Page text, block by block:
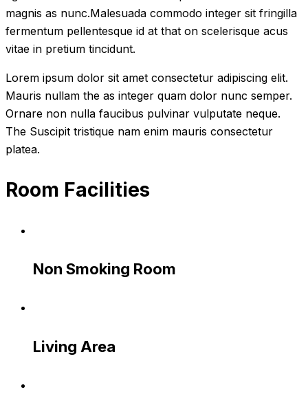
magnis as nunc.Malesuada commodo integer sit fringilla
fermentum pellentesque id at that on scelerisque acus
vitae in pretium tincidunt.
Lorem ipsum dolor sit amet consectetur adipiscing elit.
Mauris nullam the as integer quam dolor nunc semper.
Ornare non nulla faucibus pulvinar vulputate neque.
The Suscipit tristique nam enim mauris consectetur
platea.
Room Facilities
Non Smoking Room
Living Area